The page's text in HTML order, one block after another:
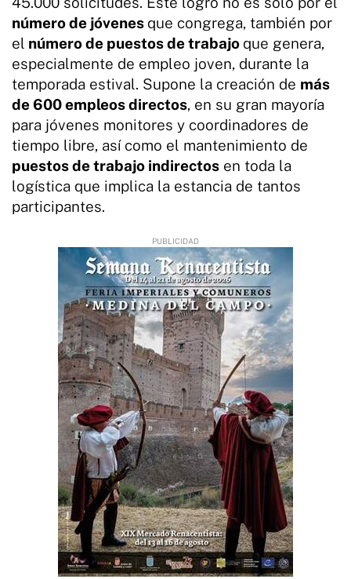
número de jóvenes que congrega, también por
el número de puestos de trabajo que genera,
especialmente de empleo joven, durante la
temporada estival. Supone la creación de más
de 600 empleos directos, en su gran mayoría
para jóvenes monitores y coordinadores de
tiempo libre, así como el mantenimiento de
puestos de trabajo indirectos en toda la
logística que implica la estancia de tantos
participantes.